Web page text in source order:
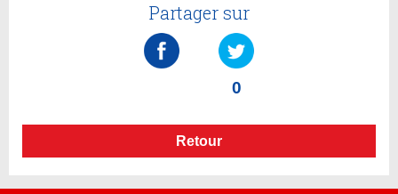
Partager sur
0
Retour